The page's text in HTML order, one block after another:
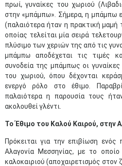
πρωί, γυναίκες του χωριού
στην «μπάμπω». Σήμερα, η μπάμπω
(παλαιότερα ήταν η πρακτική μαμή
οποίας τελείται μία σειρά
πλύσιμο των χεριών της από τις
μπάμπω αποδέχεται τις τιμές
συνοδεία της μπάμπως οι
του χωριού, όπου δέχονται
ενεργό ρόλο στο έθιμο.
παλαιότερα η παρουσία τους
ακολουθεί γλέντι.
Το Έθιμο του Καλού Καιρού, στην
Πρόκειται για την επιβίωση ενός
Αλαγονία Μεσσηνίας, με το
καλοκαιριού (αποχαιρετισμός στον